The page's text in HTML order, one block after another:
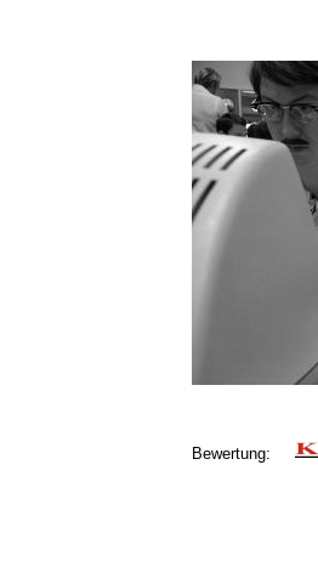
Bewertung: